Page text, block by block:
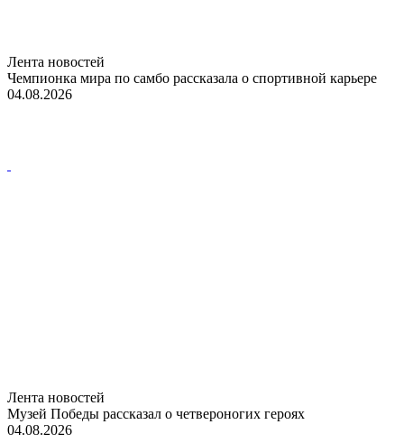
Лента новостей
Чемпионка мира по самбо рассказала о спортивной карьере
04.08.2026
Лента новостей
Музей Победы рассказал о четвероногих героях
04.08.2026